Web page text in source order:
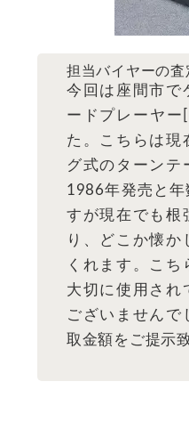
担当バイヤーの査
今回は座間市で
ードプレーヤー
た。こちらは現
グ式のターンテ
1986年発売と年
すが現在でも根
り、どこか懐か
くれます。こち
大切に使用され
ございませんで
取金額をご提示